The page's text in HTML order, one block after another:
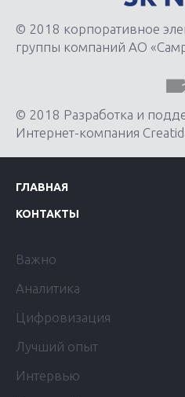
© 2018 корпоративное
группы компаний АО
© 2018 Разработка и
Интернет-компания
ГЛАВНАЯ
КОНТАКТЫ
Важно
Аналитика
Цифровизация
Лучший опыт
Интервью